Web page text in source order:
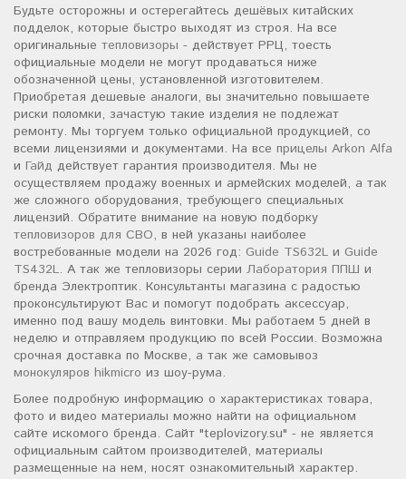
Будьте осторожны и остерегайтесь дешёвых китайских
подделок, которые быстро выходят из строя. На все
оригинальные тепловизоры - действует РРЦ, тоесть
официальные модели не могут продаваться ниже
обозначенной цены, установленной изготовителем.
Приобретая дешевые аналоги, вы значительно повышаете
риски поломки, зачастую такие изделия не подлежат
ремонту. Мы торгуем только официальной продукцией, со
всеми лицензиями и документами. На все прицелы Arkon Alfa
и Гайд действует гарантия производителя. Мы не
осуществляем продажу военных и армейских моделей, а так
же сложного оборудования, требующего специальных
лицензий. Обратите внимание на новую подборку
тепловизоров для СВО, в ней указаны наиболее
востребованные модели на 2026 год: Guide TS632L и Guide
TS432L. А так же тепловизоры серии Лаборатория ППШ и
бренда Электроптик. Консультанты магазина с радостью
проконсультируют Вас и помогут подобрать аксессуар,
именно под вашу модель винтовки. Мы работаем 5 дней в
неделю и отправляем продукцию по всей России. Возможна
срочная доставка по Москве, а так же самовывоз
монокуляров hikmicro из шоу-рума.
Более подробную информацию о характеристиках товара,
фото и видео материалы можно найти на официальном
сайте искомого бренда. Сайт "teplovizory.su" - не является
официальным сайтом производителей, материалы
размещенные на нем, носят ознакомительный характер.